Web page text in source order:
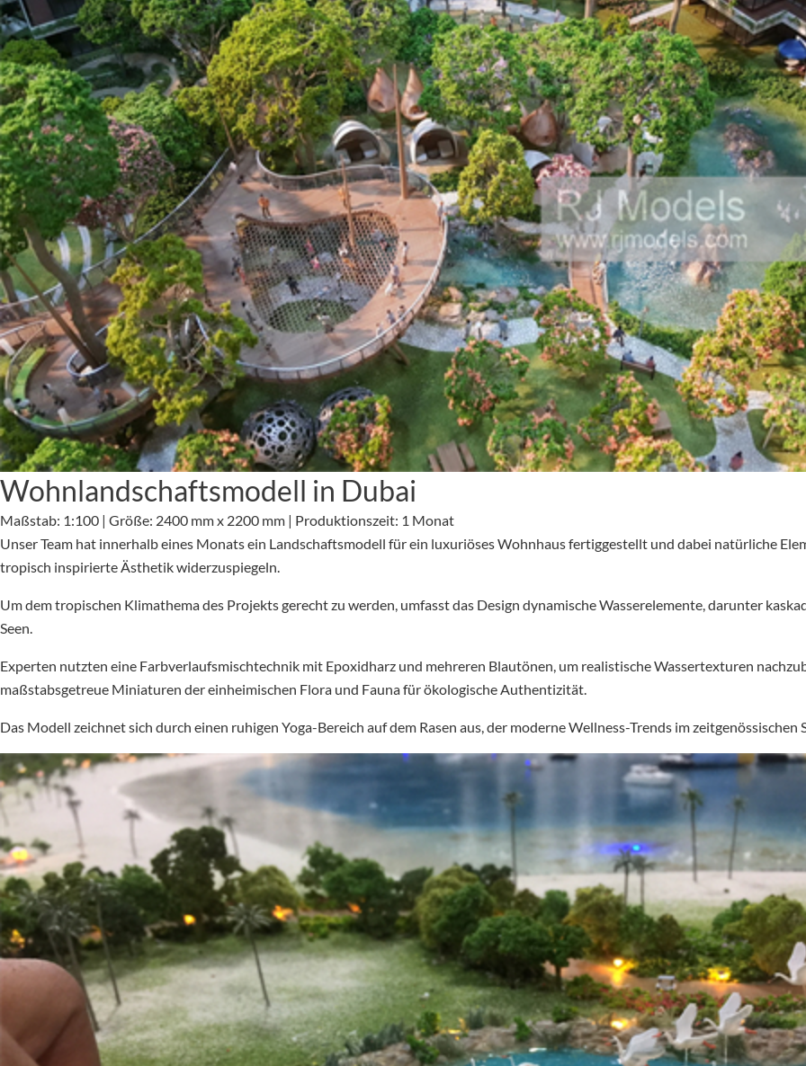
Wohnlandschaftsmodell in Dubai
Maßstab: 1:100 | Größe: 2400 mm x 2200 mm | Produktionszeit: 1 Monat
Unser Team hat innerhalb eines Monats ein Landschaftsmodell für ein luxuriöses Wohnhaus fertiggestellt und dabei natürliche
tropisch inspirierte Ästhetik widerzuspiegeln.
Um dem tropischen Klimathema des Projekts gerecht zu werden, umfasst das Design dynamische Wasserelemente, darunter
Seen.
Experten nutzten eine Farbverlaufsmischtechnik mit Epoxidharz und mehreren Blautönen, um realistische Wassertexturen
maßstabsgetreue Miniaturen der einheimischen Flora und Fauna für ökologische Authentizität.
Das Modell zeichnet sich durch einen ruhigen Yoga-Bereich auf dem Rasen aus, der moderne Wellness-Trends im